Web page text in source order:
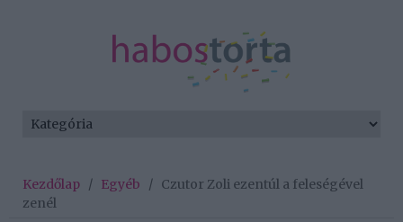
Kezdőlap / Egyéb / Czutor Zoli ezentúl a feleségével
zenél